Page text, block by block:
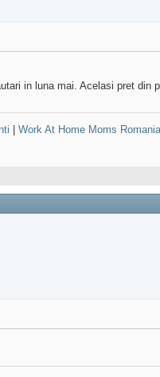
in luna mai. Acelasi pret din
Work At Home Moms Romania